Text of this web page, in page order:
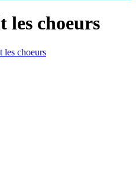
les choeurs
les choeurs